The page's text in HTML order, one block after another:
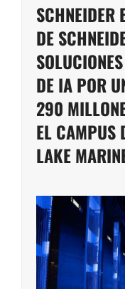
SCHNEIDER
DE
DE IA POR
290
EL CAMPUS
LAKE